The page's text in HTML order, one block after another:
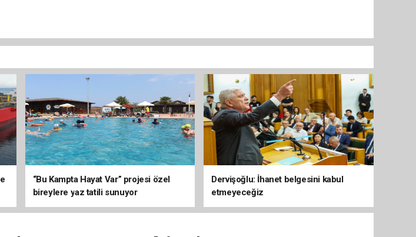
“Bu Kampta Hayat Var” projesi özel
bireylere yaz tatili sunuyor
Dervişoğlu: İhanet belgesini kabul
etmeyeceğiz